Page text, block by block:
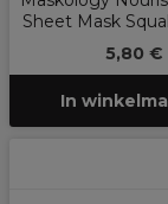
Sheet Mask
5,80 €
In